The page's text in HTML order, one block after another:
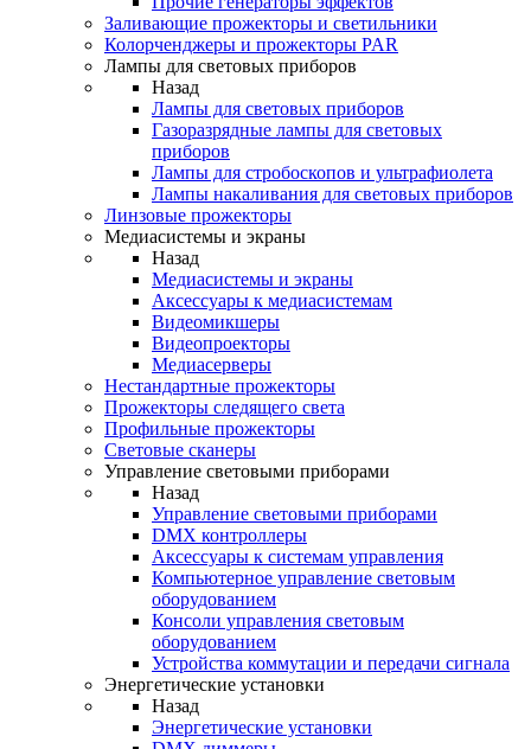
Заливающие прожекторы и светильники
Колорченджеры и прожекторы PAR
Лампы для световых приборов
Назад
Лампы для световых приборов
Газоразрядные лампы для световых
приборов
Лампы для стробоскопов и ультрафиолета
Лампы накаливания для световых приборов
Линзовые прожекторы
Медиасистемы и экраны
Назад
Медиасистемы и экраны
Аксессуары к медиасистемам
Видеомикшеры
Видеопроекторы
Медиасерверы
Нестандартные прожекторы
Прожекторы следящего света
Профильные прожекторы
Световые сканеры
Управление световыми приборами
Назад
Управление световыми приборами
DMX контроллеры
Аксессуары к системам управления
Компьютерное управление световым
оборудованием
Консоли управления световым
оборудованием
Устройства коммутации и передачи сигнала
Энергетические установки
Назад
Энергетические установки